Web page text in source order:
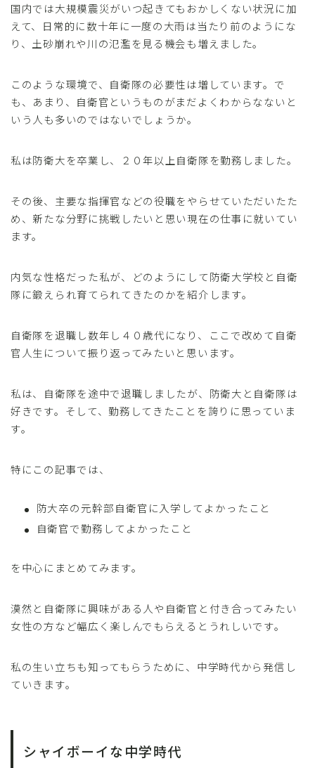
国内では大規模震災がいつ起きてもおかしくない状況に加
えて、日常的に数十年に一度の大雨は当たり前のようにな
り、土砂崩れや川の氾濫を見る機会も増えました。
このような環境で、自衛隊の必要性は増しています。で
も、あまり、自衛官というものがまだよくわからなないと
いう人も多いのではないでしょうか。
私は防衛大を卒業し、２０年以上自衛隊を勤務しました。
その後、主要な指揮官などの役職をやらせていただいたた
め、新たな分野に挑戦したいと思い現在の仕事に就いてい
ます。
内気な性格だった私が、どのようにして防衛大学校と自衛
隊に鍛えられ育てられてきたのかを紹介します。
自衛隊を退職し数年し４０歳代になり、ここで改めて自衛
官人生について振り返ってみたいと思います。
私は、自衛隊を途中で退職しましたが、防衛大と自衛隊は
好きです。そして、勤務してきたことを誇りに思っていま
す。
特にこの記事では、
防大卒の元幹部自衛官に入学してよかったこと
自衛官で勤務してよかったこと
を中心にまとめてみます。
漠然と自衛隊に興味がある人や自衛官と付き合ってみたい
女性の方など幅広く楽しんでもらえるとうれしいです。
私の生い立ちも知ってもらうために、中学時代から発信し
ていきます。
シャイボーイな中学時代